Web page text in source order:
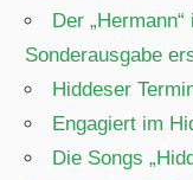
Der
Sonderausgabe
Hiddeser
Engagiert im
Die Songs